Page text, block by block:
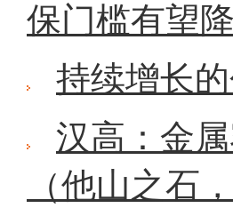
保门槛有望
持续增长
汉高：金
（他山之石